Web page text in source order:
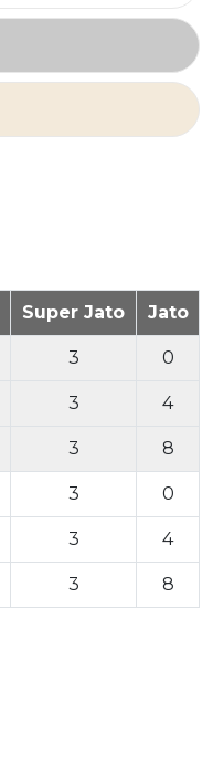
Super Jato Jato
3 0
3 4
3 8
3 0
3 4
3 8